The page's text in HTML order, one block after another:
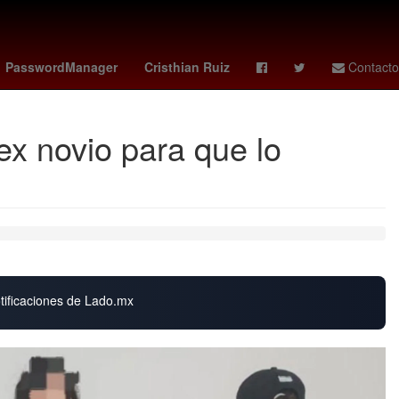
PasswordManager Cristhian Ruiz Contacto
Puebla de Zaragoza Rosario Pago
novio para que lo
de Lado.mx